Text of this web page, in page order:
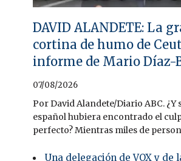
DAVID ALANDETE: La
cortina de humo de
informe de Mario Díaz-
07/08/2026
Por David Alandete/Diario ABC. ¿Y
español hubiera encontrado el
perfecto? Mientras miles de
Una delegación de VOX y de